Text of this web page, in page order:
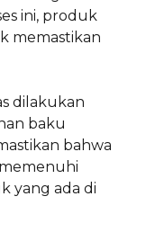
ini, produk
memastikan
dilakukan
baku
bahwa
yang ada di